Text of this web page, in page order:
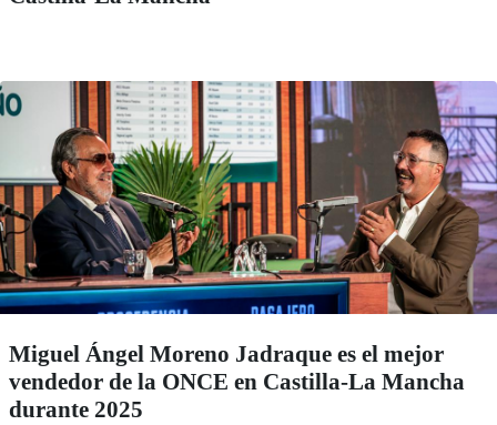
Miguel Ángel Moreno Jadraque es el mejor
vendedor de la ONCE en Castilla-La Mancha
durante 2025